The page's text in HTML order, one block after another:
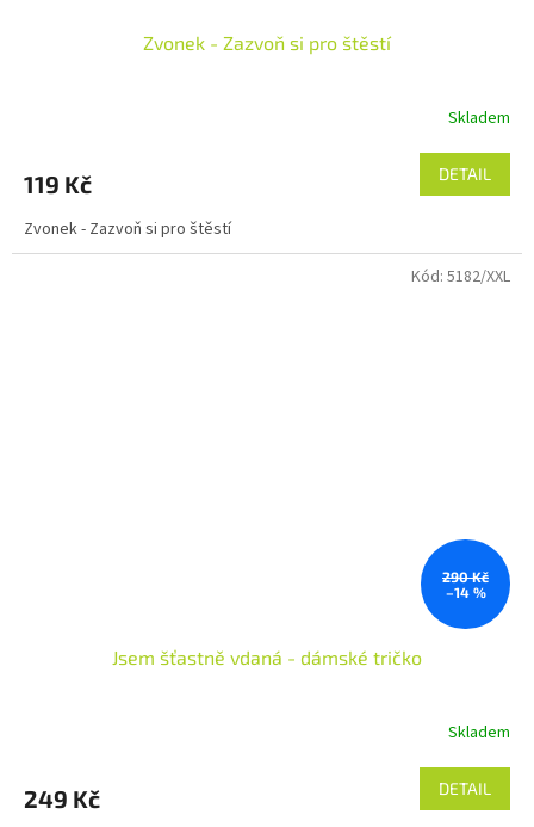
Zvonek - Zazvoň si pro štěstí
Skladem
119 Kč DETAIL
Zvonek - Zazvoň si pro štěstí
290 Kč
–14 %
Jsem šťastně vdaná - dámské tričko
Skladem
249 Kč DETAIL
Kód: 5182/XXL